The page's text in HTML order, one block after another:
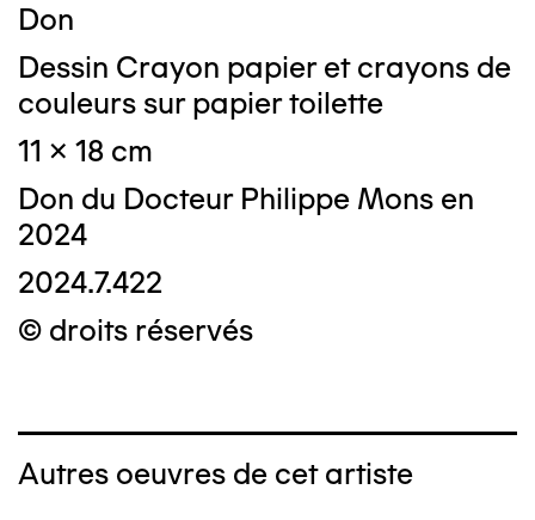
Don
Dessin Crayon papier et crayons de
couleurs sur papier toilette
11 x 18 cm
Don du Docteur Philippe Mons en
2024
2024.7.422
© droits réservés
Autres oeuvres de cet artiste